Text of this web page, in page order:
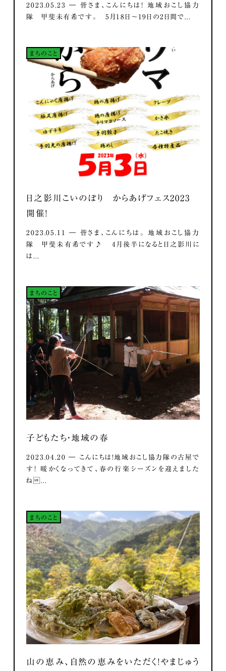
2023.05.23 ― 皆さま、こんにちは！ 地域おこし協力
隊 甲斐未有希です。 5月18日～19日の2日間で...
まちのこと
日之影川こいのぼり からあげフェス2023
開催！
2023.05.11 ― 皆さま、こんにちは。 地域おこし協力
隊 甲斐未有希です♪ 4月後半になると日之影川に
は...
まちのこと
子どもたち・地域の春
2023.04.20 ― こんにちは！地域おこし協力隊の古屋で
す！ 暖かくなってきて、春の行楽シーズンを迎えました
ね...
まちのこと
山の恵み、自然の恵みをいただく！やまじゅう